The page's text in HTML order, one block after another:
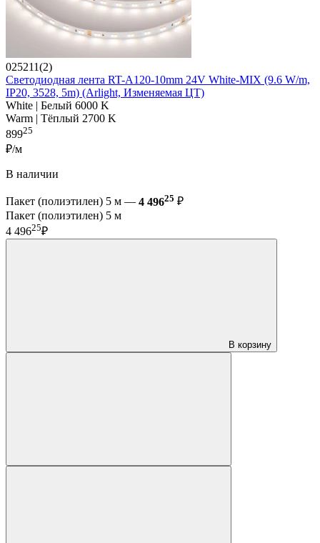
025211(2)
Светодиодная лента RT-A120-10mm 24V White-MIX (9.6 W/m,
IP20, 3528, 5m) (Arlight, Изменяемая ЦТ)
White | Белый 6000 K
Warm | Тёплый 2700 K
89925
₽/м
В наличии
Пакет (полиэтилен) 5 м — 4 49625 ₽
Пакет (полиэтилен) 5 м
4 49625₽
В корзину